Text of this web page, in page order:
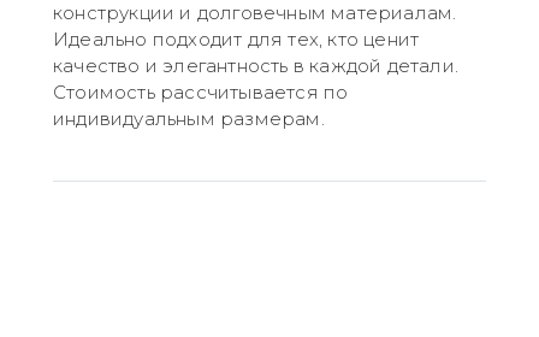
конструкции и долговечным материалам.
Идеально подходит для тех, кто ценит
качество и элегантность в каждой детали.
Стоимость рассчитывается по
индивидуальным размерам.